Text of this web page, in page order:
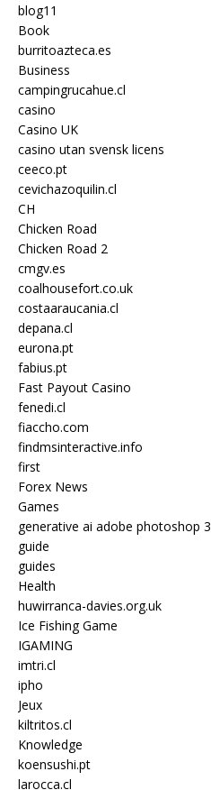
blog11
Book
burritoazteca.es
Business
campingrucahue.cl
casino
Casino UK
casino utan svensk licens
ceeco.pt
cevichazoquilin.cl
CH
Chicken Road
Chicken Road 2
cmgv.es
coalhousefort.co.uk
costaaraucania.cl
depana.cl
eurona.pt
fabius.pt
Fast Payout Casino
fenedi.cl
fiaccho.com
findmsinteractive.info
first
Forex News
Games
generative ai adobe photoshop 3
guide
guides
Health
huwirranca-davies.org.uk
Ice Fishing Game
IGAMING
imtri.cl
ipho
Jeux
kiltritos.cl
Knowledge
koensushi.pt
larocca.cl